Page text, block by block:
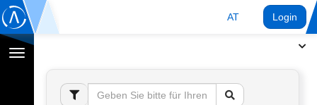
AT Login
Navigation
umschalten